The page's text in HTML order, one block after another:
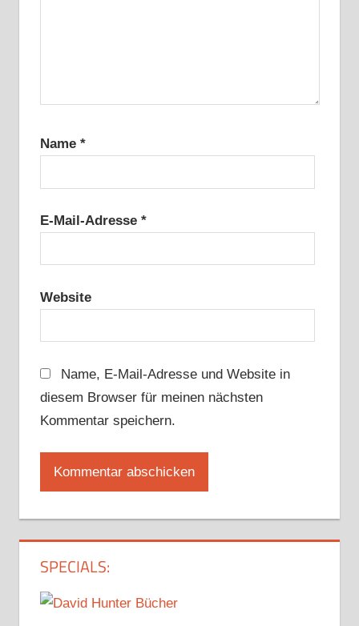
Name *
E-Mail-Adresse *
Website
Name, E-Mail-Adresse und Website in
diesem Browser für meinen nächsten
Kommentar speichern.
SPECIALS: